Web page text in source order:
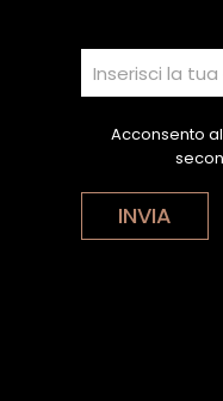
Acconsento
INVIA